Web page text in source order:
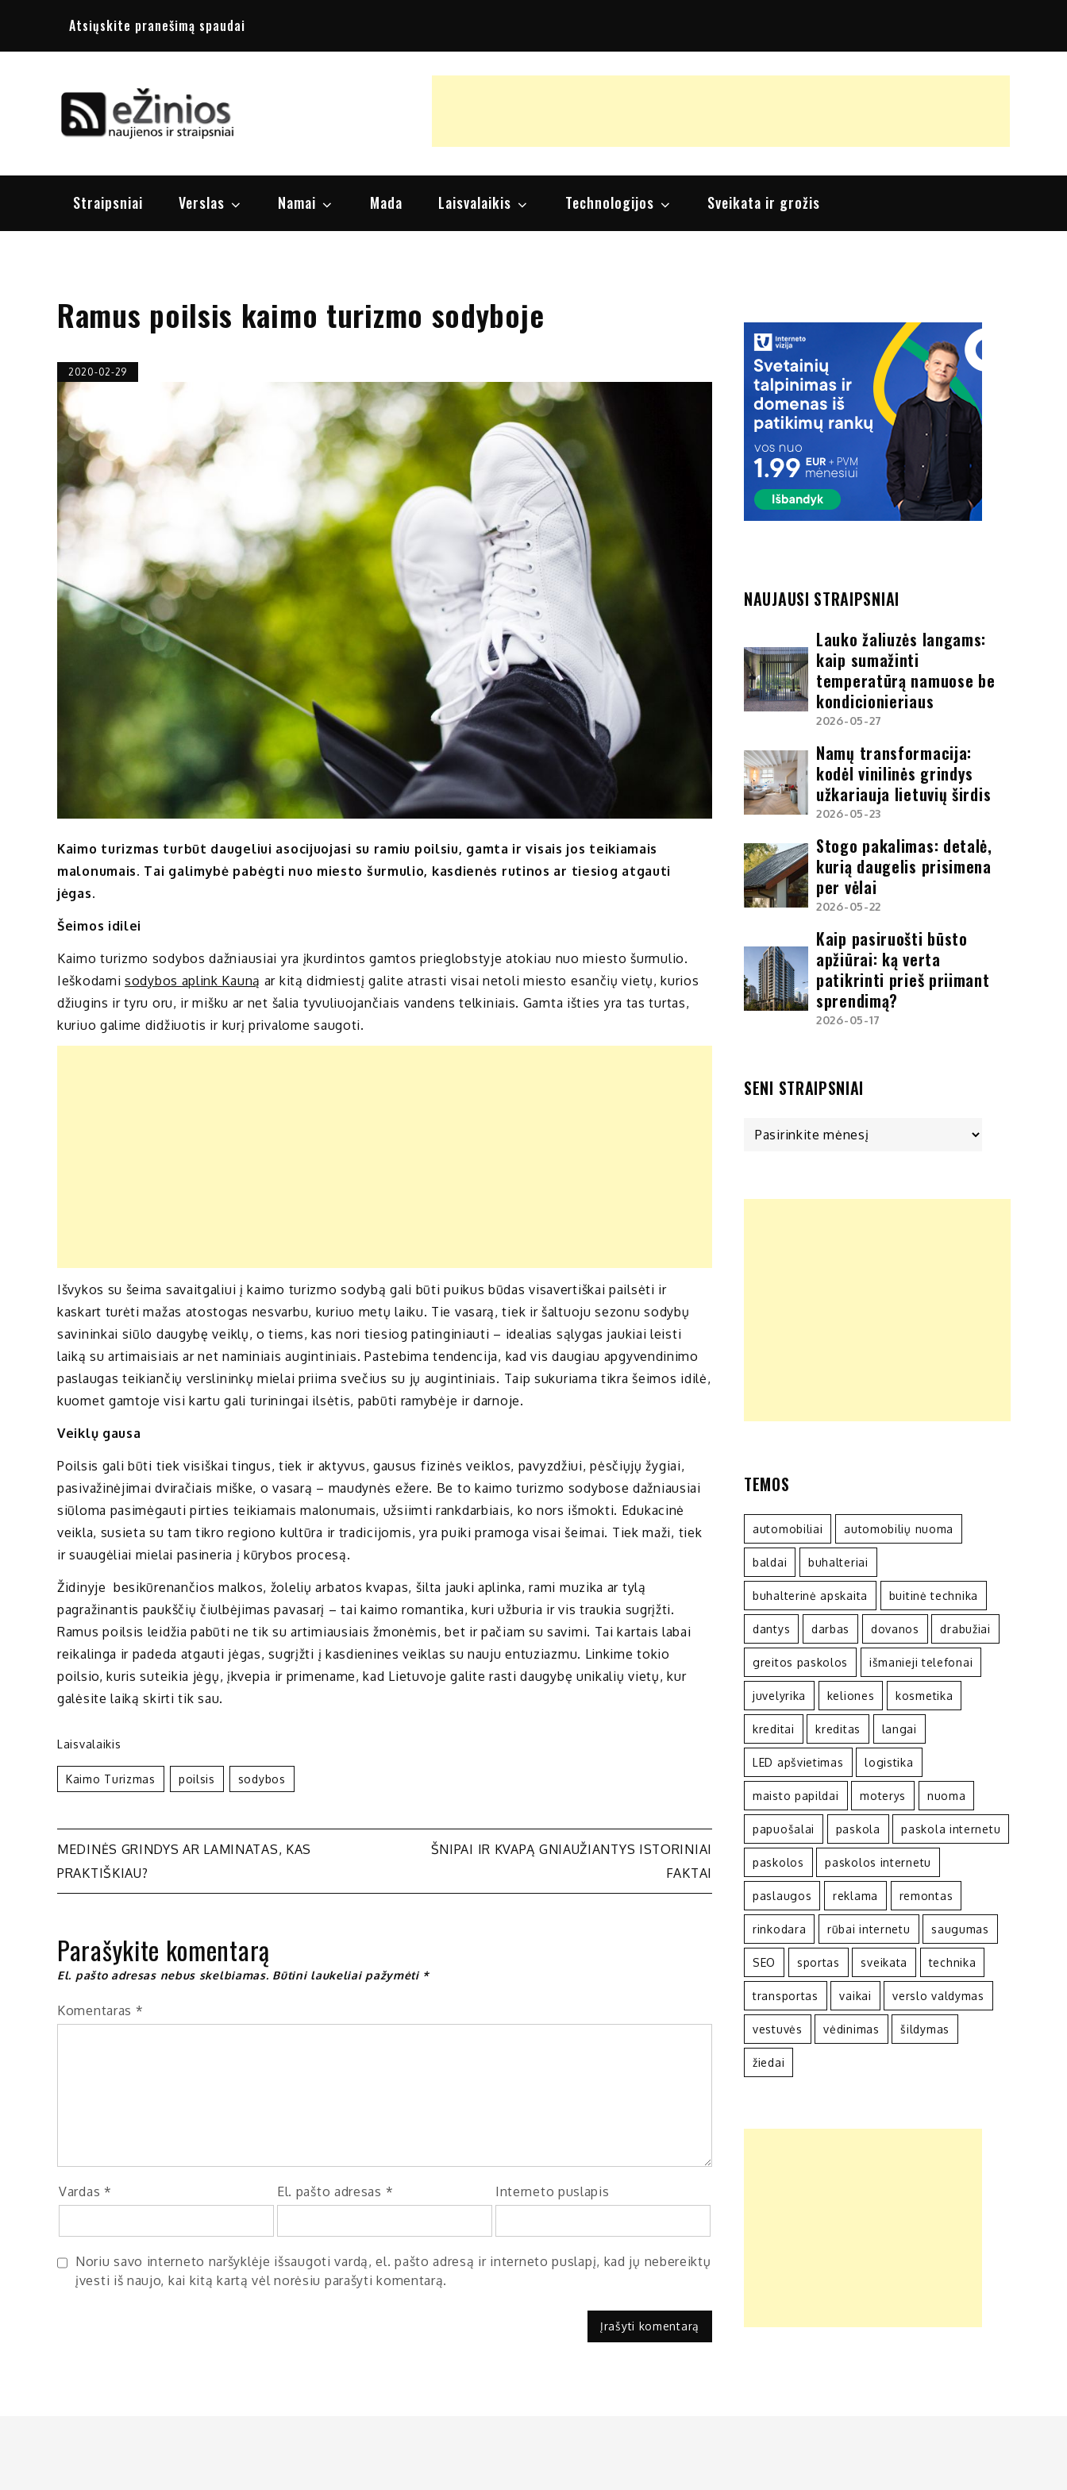
Atsiųskite pranešimą spaudai
Straipsniai Verslas Namai Mada Laisvalaikis Technologijos Sveikata ir grožis
Ramus poilsis kaimo turizmo sodyboje
2020-02-29
Kaimo turizmas turbūt daugeliui asocijuojasi su ramiu poilsiu, gamta ir visais jos teikiamais
malonumais. Tai galimybė pabėgti nuo miesto šurmulio, kasdienės rutinos ar tiesiog atgauti
jėgas.
Šeimos idilei
Kaimo turizmo sodybos dažniausiai yra įkurdintos gamtos prieglobstyje atokiau nuo miesto šurmulio.
Ieškodami sodybos aplink Kauną ar kitą didmiestį galite atrasti visai netoli miesto esančių vietų, kurios
džiugins ir tyru oru, ir mišku ar net šalia tyvuliuojančiais vandens telkiniais. Gamta išties yra tas turtas,
kuriuo galime didžiuotis ir kurį privalome saugoti.
Išvykos su šeima savaitgaliui į kaimo turizmo sodybą gali būti puikus būdas visavertiškai pailsėti ir
kaskart turėti mažas atostogas nesvarbu, kuriuo metų laiku. Tie vasarą, tiek ir šaltuoju sezonu sodybų
savininkai siūlo daugybę veiklų, o tiems, kas nori tiesiog patinginiauti – idealias sąlygas jaukiai leisti
laiką su artimaisiais ar net naminiais augintiniais. Pastebima tendencija, kad vis daugiau apgyvendinimo
paslaugas teikiančių verslininkų mielai priima svečius su jų augintiniais. Taip sukuriama tikra šeimos idilė,
kuomet gamtoje visi kartu gali turiningai ilsėtis, pabūti ramybėje ir darnoje.
Veiklų gausa
Poilsis gali būti tiek visiškai tingus, tiek ir aktyvus, gausus fizinės veiklos, pavyzdžiui, pėsčiųjų žygiai,
pasivažinėjimai dviračiais miške, o vasarą – maudynės ežere. Be to kaimo turizmo sodybose dažniausiai
siūloma pasimėgauti pirties teikiamais malonumais, užsiimti rankdarbiais, ko nors išmokti. Edukacinė
veikla, susieta su tam tikro regiono kultūra ir tradicijomis, yra puiki pramoga visai šeimai. Tiek maži, tiek
ir suaugėliai mielai pasineria į kūrybos procesą.
Židinyje besikūrenančios malkos, žolelių arbatos kvapas, šilta jauki aplinka, rami muzika ar tylą
pagražinantis paukščių čiulbėjimas pavasarį – tai kaimo romantika, kuri užburia ir vis traukia sugrįžti.
Ramus poilsis leidžia pabūti ne tik su artimiausiais žmonėmis, bet ir pačiam su savimi. Tai kartais labai
reikalinga ir padeda atgauti jėgas, sugrįžti į kasdienines veiklas su nauju entuziazmu. Linkime tokio
poilsio, kuris suteikia jėgų, įkvepia ir primename, kad Lietuvoje galite rasti daugybę unikalių vietų, kur
galėsite laiką skirti tik sau.
Laisvalaikis
Kaimo Turizmas Poilsis Sodybos
Navigacija
tarp
įrašų
MEDINĖS GRINDYS AR LAMINATAS, KAS
PRAKTIŠKIAU?
ŠNIPAI IR KVAPĄ GNIAUŽIANTYS ISTORINIAI
FAKTAI
Parašykite komentarą
El. pašto adresas nebus skelbiamas. Būtini laukeliai pažymėti *
Komentaras *
Vardas * El. pašto adresas * Interneto puslapis
Noriu savo interneto naršyklėje išsaugoti vardą, el. pašto adresą ir interneto puslapį, kad jų nebereiktų
įvesti iš naujo, kai kitą kartą vėl norėsiu parašyti komentarą.
NAUJAUSI STRAIPSNIAI
Lauko žaliuzės langams:
kaip sumažinti
temperatūrą namuose be
kondicionieriaus
2026-05-27
Namų transformacija:
kodėl vinilinės grindys
užkariauja lietuvių širdis
2026-05-23
Stogo pakalimas: detalė,
kurią daugelis prisimena
per vėlai
2026-05-22
Kaip pasiruošti būsto
apžiūrai: ką verta
patikrinti prieš priimant
sprendimą?
2026-05-17
SENI STRAIPSNIAI
TEMOS
automobiliai automobilių nuoma
baldai buhalteriai
buhalterinė apskaita buitinė technika
dantys darbas dovanos drabužiai
greitos paskolos išmanieji telefonai
juvelyrika keliones kosmetika
kreditai kreditas langai
LED apšvietimas logistika
maisto papildai moterys nuoma
papuošalai paskola paskola internetu
paskolos paskolos internetu
paslaugos reklama remontas
rinkodara rūbai internetu saugumas
SEO sportas sveikata technika
transportas vaikai verslo valdymas
vestuvės vėdinimas šildymas
žiedai